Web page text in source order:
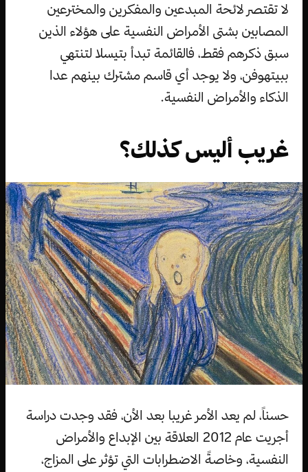
لا تقتصر لائحة المبدعين والمفكرين والمخترعين
المصابين بشتى الأمراض النفسية على هؤلاء الذين
سبق ذكرهم فقط، فالقائمة تبدأ بتيسلا لتنتهي
ببيتهوفن، ولا يوجد أي قاسم مشترك بينهم عدا
الذكاء والأمراض النفسية.
غريب أليس كذلك؟
حسناً، لم يعد الأمر غريبا بعد الأن، فقد وجدت دراسة
أجريت عام 2012 العلاقة بين الإبداع والأمراض
النفسية، وخاصةً الاضطرابات التي تؤثر على المزاج،